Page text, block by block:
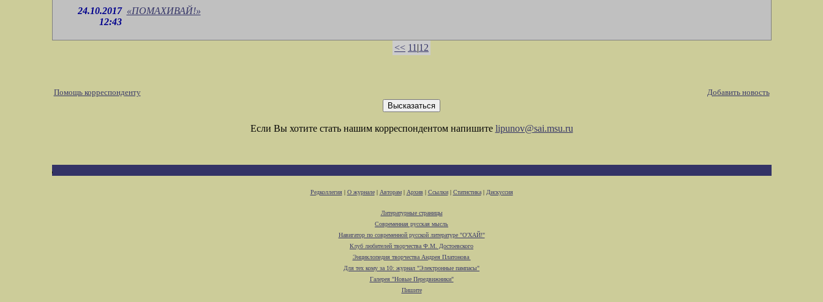
24.10.2017
12:43
«ПОМАХИВАЙ!»
<< 11 |12
Помощь корреспонденту Добавить новость
Если Вы хотите стать нашим корреспондентом напишите lipunov@sai.msu.ru
Редколлегия| О журнале| Авторам| Архив| Ссылки| Статистика| Дискуссия
Литературные страницы
Современная русская мысль
Навигатор по современной русской литературе "О'ХАЙ!"
Клуб любителей творчества Ф.М. Достоевского
Энциклопедия творчества Андрея Платонова
Для тех кому за 10: журнал "Электронные пампасы"
Галерея "Новые Передвижники"
Пишите